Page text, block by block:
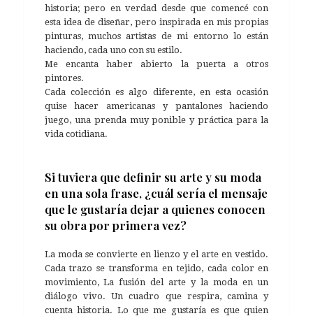
historia; pero en verdad desde que comencé con
esta idea de diseñar, pero inspirada en mis propias
pinturas, muchos artistas de mi entorno lo están
haciendo, cada uno con su estilo.
Me encanta haber abierto la puerta a otros
pintores.
Cada colección es algo diferente, en esta ocasión
quise hacer americanas y pantalones haciendo
juego, una prenda muy ponible y práctica para la
vida cotidiana.
Si tuviera que definir su arte y su moda
en una sola frase, ¿cuál sería el mensaje
que le gustaría dejar a quienes conocen
su obra por primera vez?
La moda se convierte en lienzo y el arte en vestido.
Cada trazo se transforma en tejido, cada color en
movimiento, La fusión del arte y la moda en un
diálogo vivo. Un cuadro que respira, camina y
cuenta historia. Lo que me gustaría es que quien